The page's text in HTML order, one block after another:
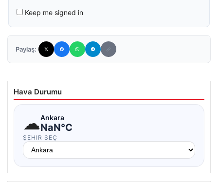
Keep me signed in
Paylaş:
Hava Durumu
☁Ankara
NaN°C
ŞEHIR SEÇ